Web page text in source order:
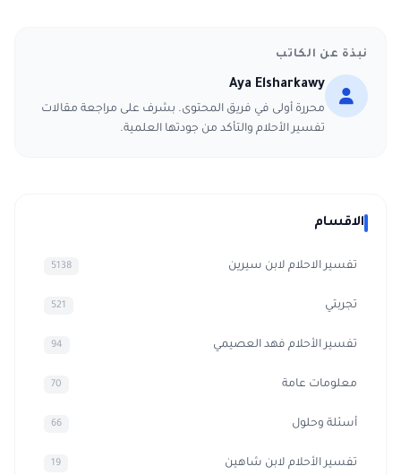
نبذة عن الكاتب
Aya Elsharkawy
محررة أولى في فريق المحتوى. بشرف على مراجعة مقالات
تفسير الأحلام والتأكد من جودتها العلمية.
الاقسام
تفسير الاحلام لابن سيرين 5138
تجربتي 521
تفسير الأحلام فهد العصيمي 94
معلومات عامة 70
أسئلة وحلول 66
تفسير الأحلام لابن شاهين 19